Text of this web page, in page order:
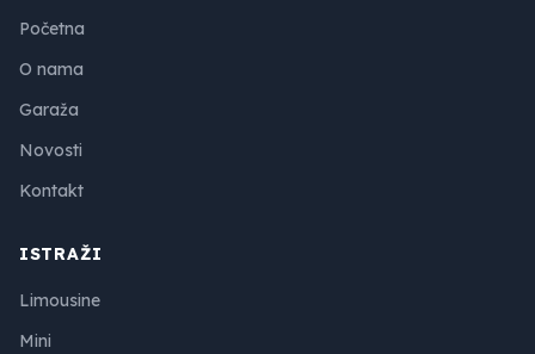
Početna
O nama
Garaža
Novosti
Kontakt
ISTRAŽI
Limousine
Mini